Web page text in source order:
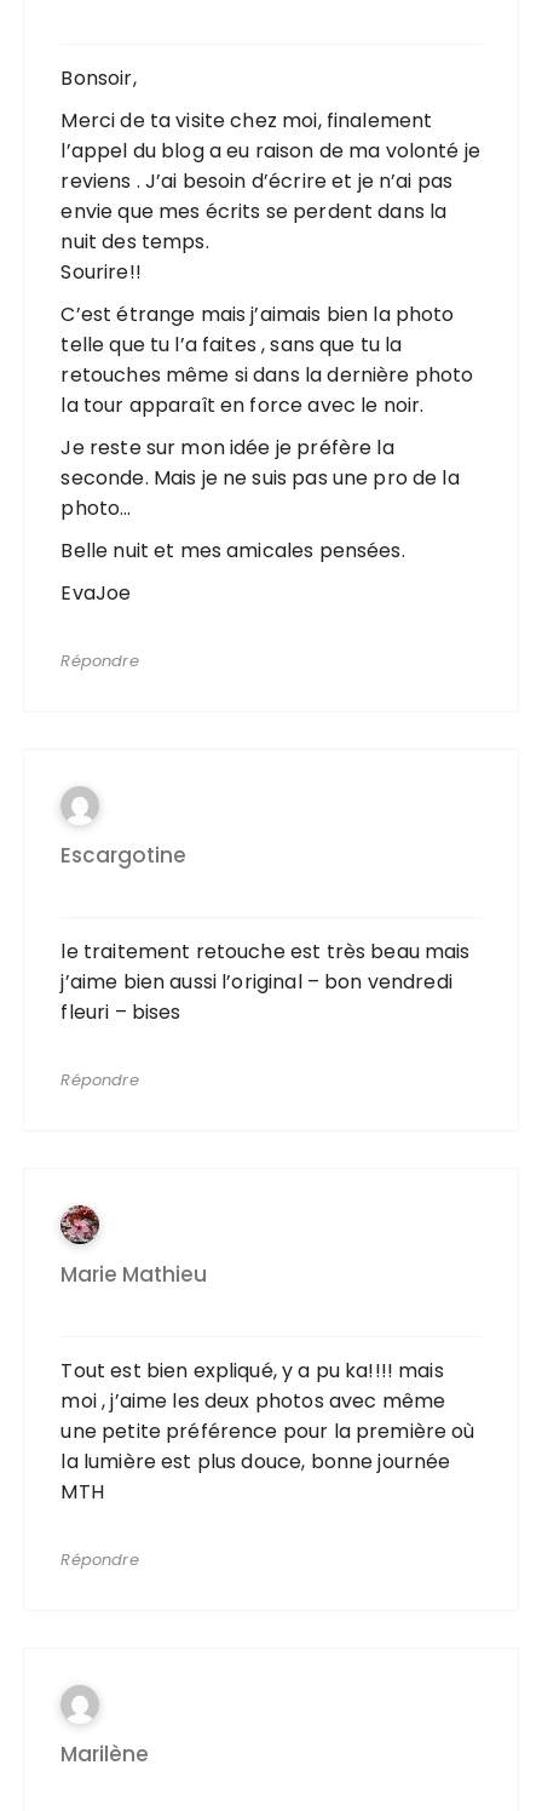
Bonsoir,
Merci de ta visite chez moi, finalement
l’appel du blog a eu raison de ma volonté je
reviens . J’ai besoin d’écrire et je n’ai pas
envie que mes écrits se perdent dans la
nuit des temps.
Sourire!!
C’est étrange mais j’aimais bien la photo
telle que tu l’a faites , sans que tu la
retouches même si dans la dernière photo
la tour apparaît en force avec le noir.
Je reste sur mon idée je préfère la
seconde. Mais je ne suis pas une pro de la
photo…
Belle nuit et mes amicales pensées.
EvaJoe
Répondre
Escargotine
le traitement retouche est très beau mais
j’aime bien aussi l’original – bon vendredi
fleuri – bises
Répondre
Marie Mathieu
Tout est bien expliqué, y a pu ka!!!! mais
moi , j’aime les deux photos avec même
une petite préférence pour la première où
la lumière est plus douce, bonne journée
MTH
Répondre
Marilène